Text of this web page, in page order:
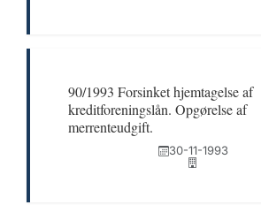
90/1993 Forsinket hjemtagelse af
kreditforeningslån. Opgørelse af
merrenteudgift.
30-11-1993